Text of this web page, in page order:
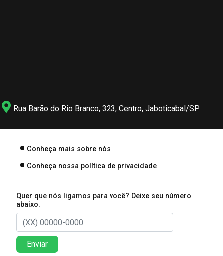
Rua Barão do Rio Branco, 323, Centro, Jaboticabal/SP
Conheça mais sobre nós
Conheça nossa política de privacidade
Quer que nós ligamos para você? Deixe seu número
abaixo.
Enviar